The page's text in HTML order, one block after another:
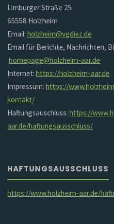
Limburger Straße 25
65558 Holzheim
Email:holzheim@vgdiez.de
Email für Berichte, Nachrichten,
homepage@holzheim-aar.de
Internet:https://holzheim-aar.de
Impressum:https://
kontakt/
Haftungsauschluss:https://
aar.de/haftungsausschluss/
HAFTUNGSAUSSCHLUSS
https://www.holzheim-aar.de/